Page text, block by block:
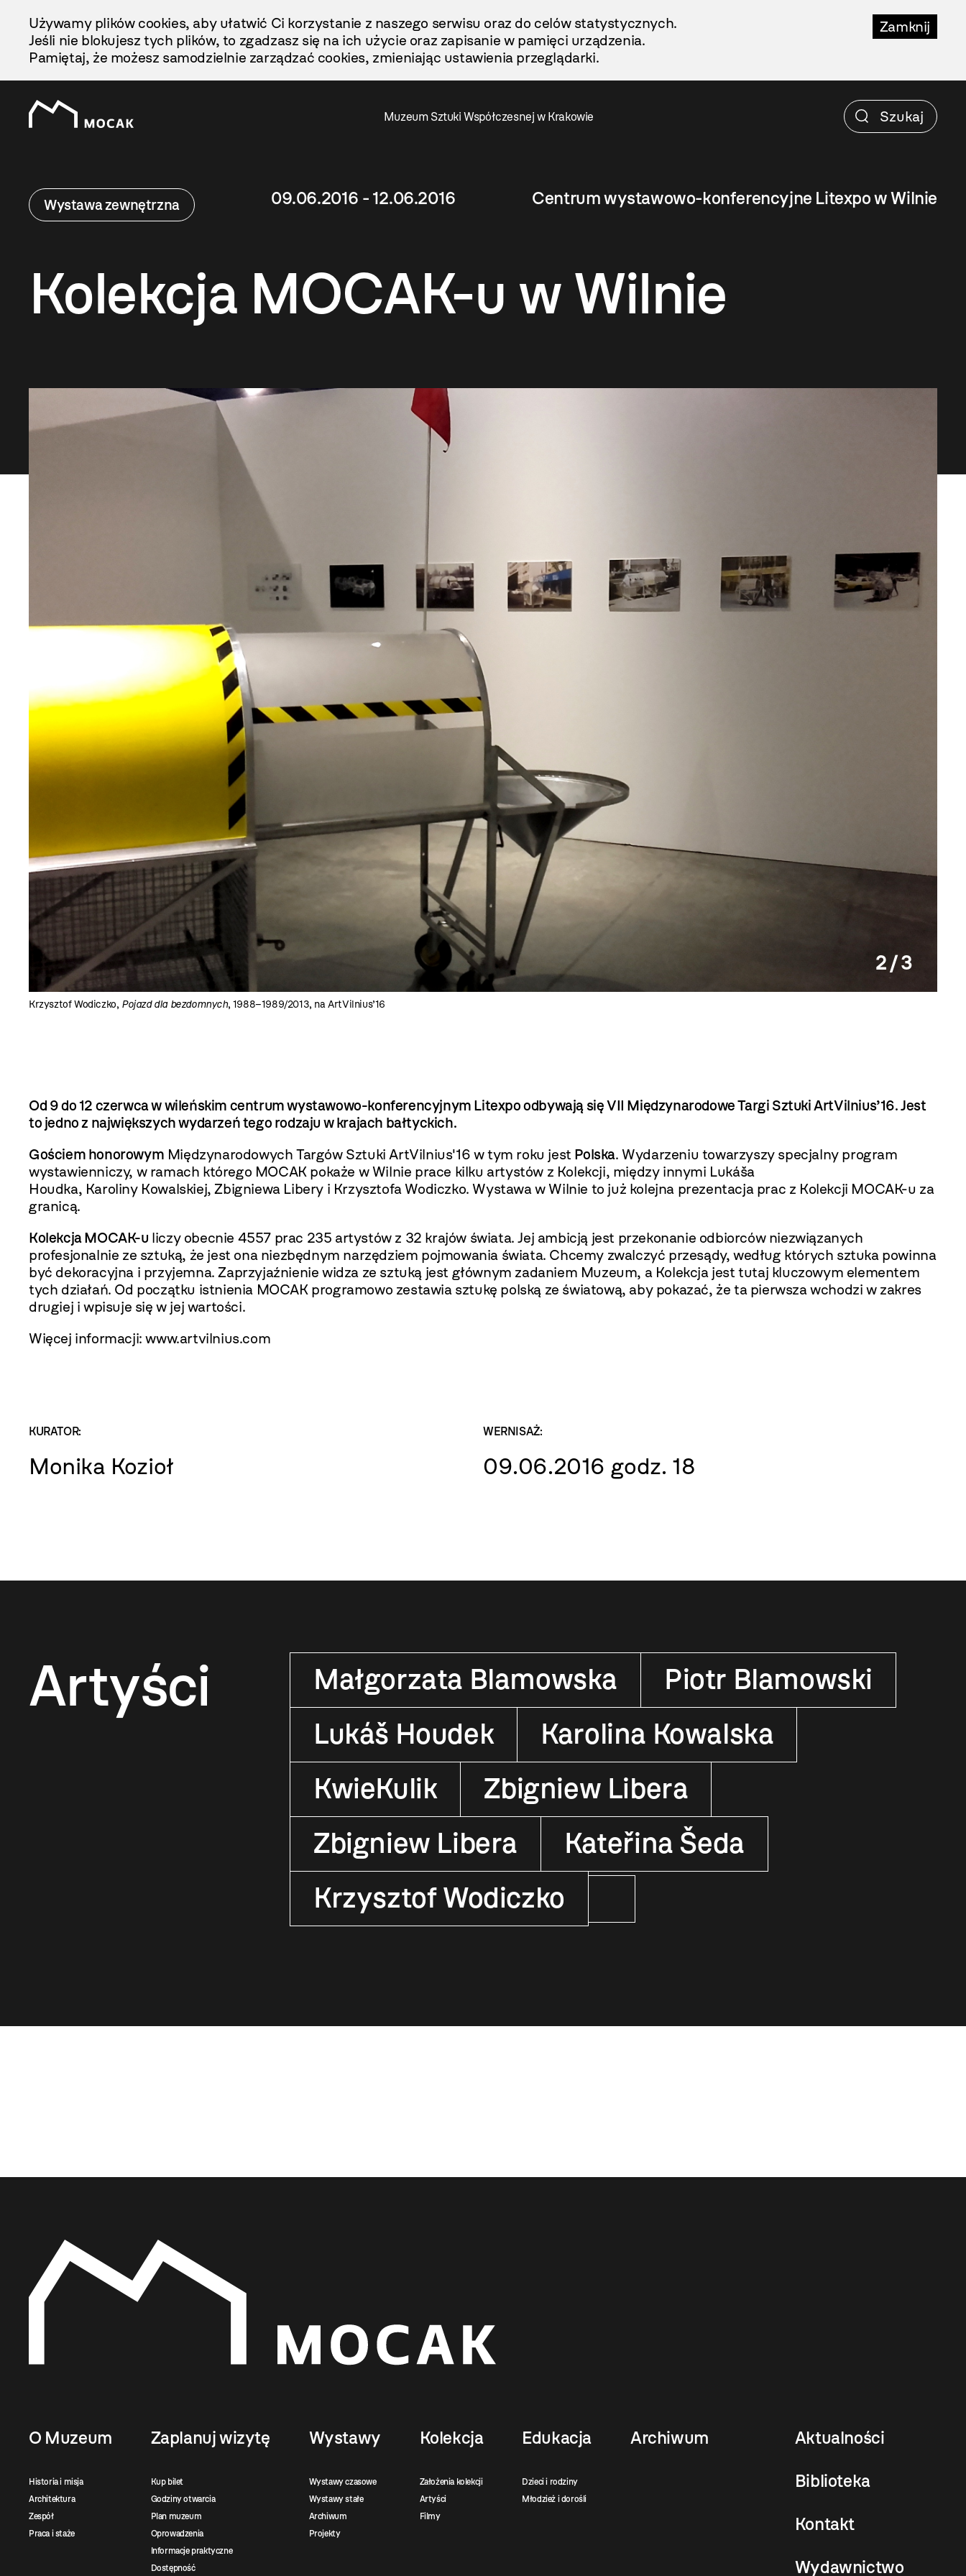
Treści
Zamknij
Używamy plików cookies, aby ułatwić Ci korzystanie z naszego serwisu oraz do celów statystycznych.
Jeśli nie blokujesz tych plików, to zgadzasz się na ich użycie oraz zapisanie w pamięci urządzenia.
Pamiętaj, że możesz samodzielnie zarządzać cookies, zmieniając ustawienia przeglądarki.
Muzeum Sztuki Współczesnej w Krakowie
Wystawa zewnętrzna 09.06.2016 - 12.06.2016 Centrum wystawowo-konferencyjne Litexpo w Wilnie
Kolekcja MOCAK-u w Wilnie
Krzysztof Wodiczko, Pojazd dla bezdomnych, 1988–1989/2013, na ArtVilnius’16
2 / 3
Od 9 do 12 czerwca w wileńskim centrum wystawowo-konferencyjnym Litexpoodbywają się VII Międzynarodowe Targi Sztuki ArtVilnius’16. Jest
to jedno z największych wydarzeń tego rodzaju w krajach bałtyckich.
Gościem honorowym Międzynarodowych Targów Sztuki ArtVilnius'16 w tym roku jest Polska. Wydarzeniu towarzyszy specjalny program
wystawienniczy, w ramach którego MOCAK pokaże w Wilnie prace kilku artystów z Kolekcji, między innymi Lukáša
Houdka, Karoliny Kowalskiej, Zbigniewa Libery i Krzysztofa Wodiczko. Wystawa w Wilnie to już kolejna prezentacja prac z Kolekcji MOCAK-u za
granicą.
Kolekcja MOCAK-u liczy obecnie 4557 prac 235 artystów z 32 krajów świata. Jej ambicją jest przekonanie odbiorców niezwiązanych
profesjonalnie ze sztuką, że jest ona niezbędnym narzędziem pojmowania świata. Chcemy zwalczyć przesądy, według których sztuka powinna
być dekoracyjna i przyjemna. Zaprzyjaźnienie widza ze sztuką jest głównym zadaniem Muzeum, a Kolekcja jest tutaj kluczowym elementem
tych działań. Od początku istnienia MOCAK programowo zestawia sztukę polską ze światową, aby pokazać, że ta pierwsza wchodzi w zakres
drugiej i wpisuje się w jej wartości.
Więcej informacji:www.artvilnius.com
KURATOR:
Monika Kozioł
WERNISAŻ:
09.06.2016 godz. 18
Artyści Małgorzata Blamowska
Piotr Blamowski
Lukáš Houdek
Karolina Kowalska
KwieKulik
Zbigniew Libera
Zbigniew Libera
Kateřina Šeda
Krzysztof Wodiczko
O Muzeum
Historia i misja
Architektura
Zespół
Praca i staże
Zaplanuj wizytę
Kup bilet
Godziny otwarcia
Plan muzeum
Oprowadzenia
Informacje praktyczne
Dostępność
Wystawy
Wystawy czasowe
Wystawy stałe
Archiwum
Projekty
Kolekcja
Założenia kolekcji
Artyści
Filmy
Edukacja
Dzieci i rodziny
Młodzież i dorośli
Archiwum Aktualności
Biblioteka
Kontakt
Wydawnictwo